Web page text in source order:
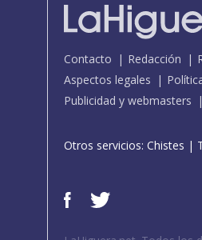
Contacto Redacción
Aspectos legales
Publicidad y webmasters
Otros servicios: Chistes |